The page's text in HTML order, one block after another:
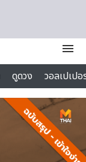
menu
ดูดวง
วอลเปเป